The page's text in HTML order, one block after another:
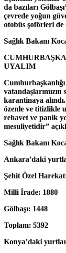
da bazıları
çevrede yoğun
otobüs şoförleri de
Sağlık Bakanı
UYALIM
karantinaya
özenle ve titizlikle
rehavet ve panik
mesuliyetidir”
Sağlık Bakanı
Ankara’daki
Şehit Özel
Milli İrade: 1880
Gölbaşı: 1448
Toplam: 5392
Konya’daki